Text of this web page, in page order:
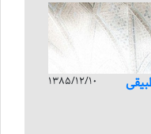
1385/12/10